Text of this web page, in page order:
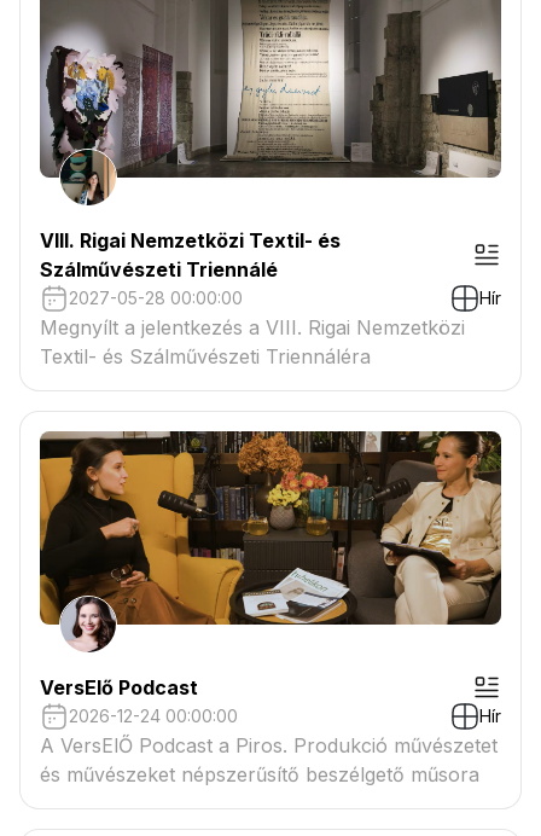
VIII. Rigai Nemzetközi Textil- és
Szálművészeti Triennálé
2027-05-28 00:00:00 Hír
Megnyílt a jelentkezés a VIII. Rigai Nemzetközi
Textil- és Szálművészeti Triennáléra
VersElő Podcast
2026-12-24 00:00:00 Hír
A VersElŐ Podcast a Piros. Produkció művészetet
és művészeket népszerűsítő beszélgető műsora